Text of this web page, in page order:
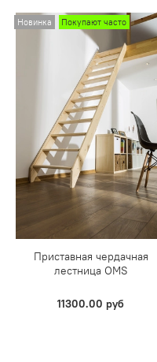
Новинка Покупают часто
Приставная чердачная
лестница OMS
11300.00 руб